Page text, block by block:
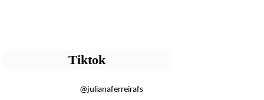
Tiktok
@julianaferreirafs